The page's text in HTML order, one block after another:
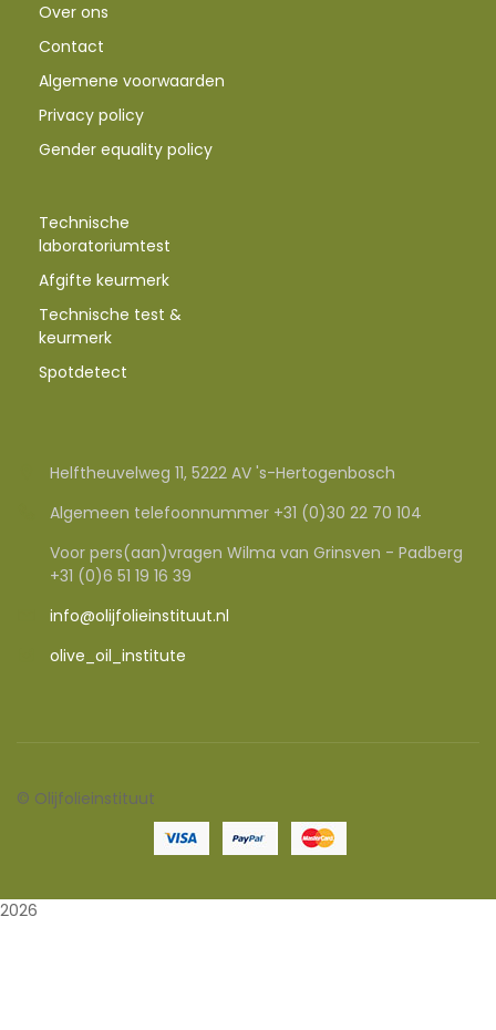
Over ons
Contact
Algemene voorwaarden
Privacy policy
Gender equality policy
Technische
laboratoriumtest
Afgifte keurmerk
Technische test &
keurmerk
Spotdetect
Helftheuvelweg 11, 5222 AV 's-Hertogenbosch
Algemeen telefoonnummer +31 (0)30 22 70 104
Voor pers(aan)vragen Wilma van Grinsven - Padberg
+31 (0)6 51 19 16 39
info@olijfolieinstituut.nl
olive_oil_institute
© Olijfolieinstituut
2026